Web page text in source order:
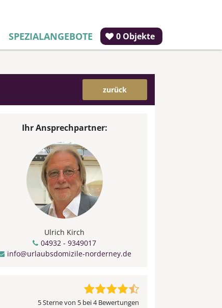
SPEZIALANGEBOTE 0 Objekte
zurück
Ihr Ansprechpartner:
Ulrich Kirch
04932 - 9349017
info@urlaubsdomizile-norderney.de
5 Sterne von 5 bei 4 Bewertungen